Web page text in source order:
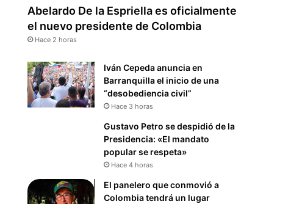
Abelardo De la Espriella es oficialmente
el nuevo presidente de Colombia
Hace 2 horas
Iván Cepeda anuncia en
Barranquilla el inicio de una
“desobediencia civil”
Hace 3 horas
Gustavo Petro se despidió de la
Presidencia: «El mandato
popular se respeta»
Hace 4 horas
El panelero que conmovió a
Colombia tendrá un lugar